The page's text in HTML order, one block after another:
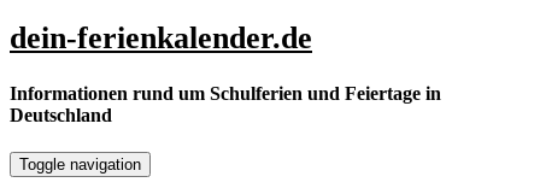
Skip
to
dein-ferienkalender.de
Informationen rund um Schulferien und Feiertage in
Deutschland
Toggle navigation